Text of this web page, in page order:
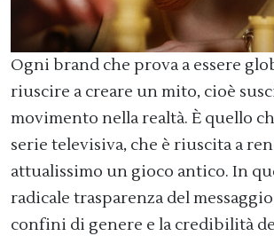
Ogni brand che prova a essere
riuscire a creare un mito, cioè
movimento nella realtà. È quello
serie televisiva, che è riuscita a
attualissimo un gioco antico. In
radicale trasparenza del
confini di genere e la credibilità